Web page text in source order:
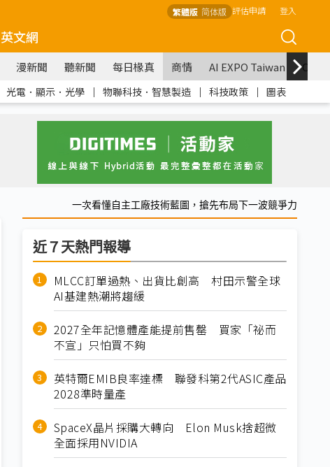
繁體版 简体版 評估申請 登入
英文網
漫新聞 聽新聞 每日椽真 商情 AI EXPO Taiwan
光電．顯示．光學 ｜ 物聯科技．智慧製造 ｜ 科技政策 ｜ 圖表
一次看懂自主工廠技術藍圖，搶先布局下一波競爭力
近７天熱門報導
MLCC訂單過熱、出貨比創高 村田示警全球
AI基建熱潮將趨緩
2027全年記憶體產能提前售罄 買家「祕而
不宣」只怕買不夠
英特爾EMIB良率達標 聯發科第2代ASIC產品
2028準時量產
SpaceX晶片採購大轉向 Elon Musk捨超微
全面採用NVIDIA